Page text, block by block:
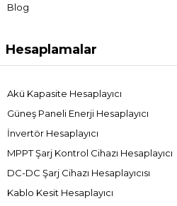
Blog
Hesaplamalar
Akü Kapasite Hesaplayıcı
Güneş Paneli Enerji Hesaplayıcı
İnvertör Hesaplayıcı
MPPT Şarj Kontrol Cihazı Hesaplayıcı
DC-DC Şarj Cihazı Hesaplayıcısı
Kablo Kesit Hesaplayıcı